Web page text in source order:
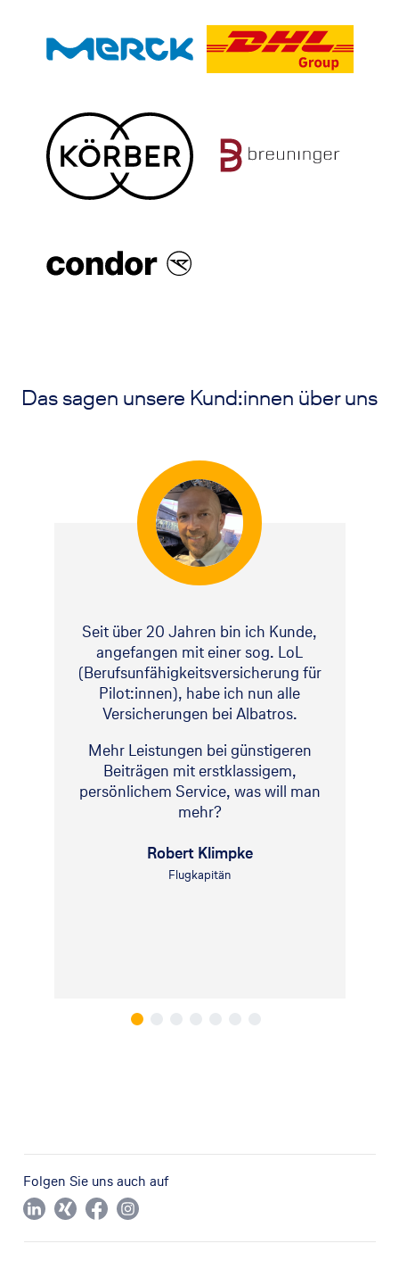
Das sagen unsere Kund:innen über uns
Seit über 20 Jahren bin ich Kunde,
angefangen mit einer sog. LoL
(Berufsunfähigkeitsversicherung für
Pilot:innen), habe ich nun alle
Versicherungen bei Albatros.
Mehr Leistungen bei günstigeren
Beiträgen mit erstklassigem,
persönlichem Service, was will man
mehr?
Robert Klimpke
Flugkapitän
Folgen Sie uns auch auf